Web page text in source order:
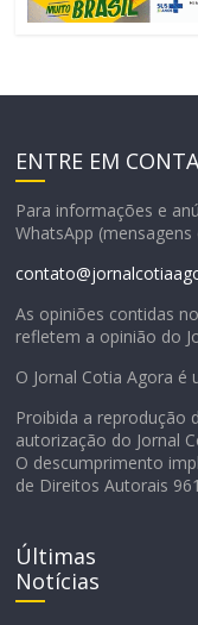
ENTRE EM
Para informações e
WhatsApp
As opiniões contidas
refletem a opinião do
O Jornal Cotia Agora é
Proibida a reprodução
autorização do Jornal
O descumprimento
de Direitos Autorais
Últimas
Notícias